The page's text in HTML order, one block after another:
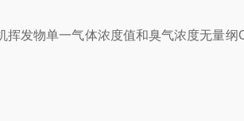
发物单一气体浓度值和臭气浓度无量纲